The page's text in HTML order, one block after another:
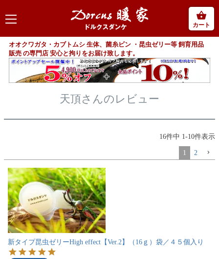
カート
オオクワガタ・カブトムシ 生体、菌糸ビン ・昆虫ゼリー等 飼育用品
販売 の専門店 安心と拘りをお届け致します。
天頂さんのレビュー
16件中 1 -10件表示
1 2
新タイプ昆虫ゼリーHigh effect【Ver.2】（16ｇ）袋／４５個入り